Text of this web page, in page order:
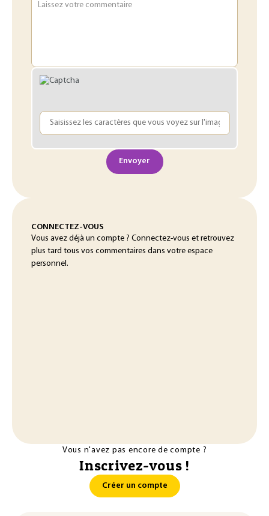
Laissez votre commentaire
Envoyer
CONNECTEZ-VOUS
Vous avez déjà un compte ? Connectez-vous et retrouvez
plus tard tous vos commentaires dans votre espace
personnel.
Vous n'avez pas encore de compte ?
Inscrivez-vous !
Créer un compte